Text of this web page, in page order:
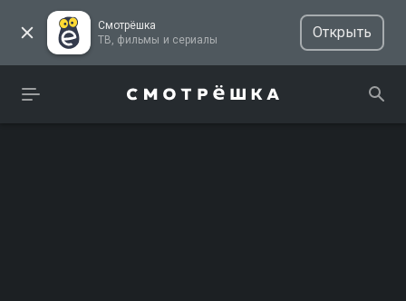
Смотрёшка
ТВ, фильмы и сериалы
Открыть